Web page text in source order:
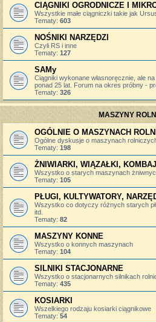
CIĄGNIKI OGRODNICZE I
Wszystkie małe ciągniczki takie jak
Tematy: 603
NOŚNIKI NARZĘDZI
Czyli RS i inne
Tematy: 127
SAMy
Ciągniki wykonane własnoręcznie, ale
ponad 25 lat. Forum na okres próbny -
Tematy: 326
MASZYNY
OGÓLNIE O MASZYNACH
Ogólne dyskusje o maszynach
Tematy: 198
ŻNIWIARKI, WIĄZAŁKI,
Wszystko o starych maszynach
Tematy: 105
PŁUGI, KULTYWATORY,
Wszystko co dotyczy różnych starych
itd.
Tematy: 82
MASZYNY KONNE
Wszystko o konnych maszynach
Tematy: 104
SILNIKI STACJONARNE
Wszystko o stacjonarnych silnikach
Tematy: 435
KOSIARKI
Wszelkiego rodzaju kosiarki ciągnikowe
Tematy: 54